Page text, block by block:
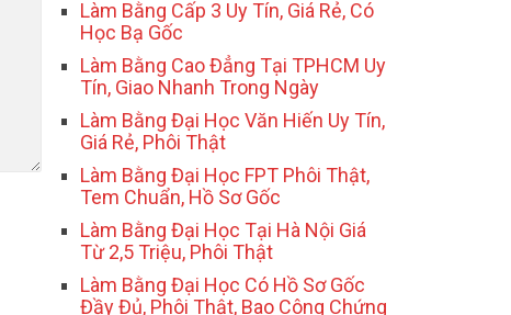
Làm Bằng Cấp 3 Uy Tín, Giá Rẻ, Có
Học Bạ Gốc
Làm Bằng Cao Đẳng Tại TPHCM Uy
Tín, Giao Nhanh Trong Ngày
Làm Bằng Đại Học Văn Hiến Uy Tín,
Giá Rẻ, Phôi Thật
Làm Bằng Đại Học FPT Phôi Thật,
Tem Chuẩn, Hồ Sơ Gốc
Làm Bằng Đại Học Tại Hà Nội Giá
Từ 2,5 Triệu, Phôi Thật
Làm Bằng Đại Học Có Hồ Sơ Gốc
Đầy Đủ, Phôi Thật, Bao Công Chứng